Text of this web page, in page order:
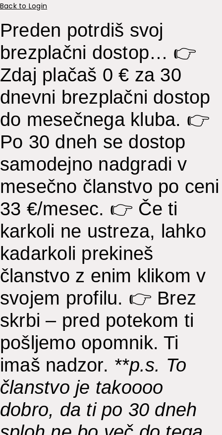
Back to Login
Preden potrdiš svoj
brezplačni dostop… 👉
Zdaj plačaš 0 € za 30
dnevni brezplačni dostop
do mesečnega kluba. 👉
Po 30 dneh se dostop
samodejno nadgradi v
mesečno članstvo po ceni
33 €/mesec. 👉 Če ti
karkoli ne ustreza, lahko
kadarkoli prekineš
članstvo z enim klikom v
svojem profilu. 👉 Brez
skrbi – pred potekom ti
pošljemo opomnik. Ti
imaš nadzor. **p.s. To
članstvo je takoooo
dobro, da ti po 30 dneh